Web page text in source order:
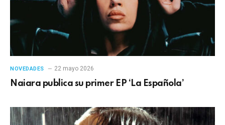
NOVEDADES 22 mayo 2026
Naiara publica su primer EP ‘La Española’